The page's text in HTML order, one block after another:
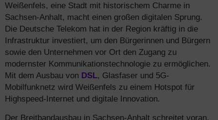
Weißenfels, eine Stadt mit historischem Charme in
Sachsen-Anhalt, macht einen großen digitalen Sprung.
Die Deutsche Telekom hat in der Region kräftig in die
Infrastruktur investiert, um den Bürgerinnen und Bürgern
sowie den Unternehmen vor Ort den Zugang zu
modernster Kommunikationstechnologie zu ermöglichen.
Mit dem Ausbau von DSL, Glasfaser und 5G-
Mobilfunknetz wird Weißenfels zu einem Hotspot für
Highspeed-Internet und digitale Innovation.
Der Breitbandausbau in Sachsen-Anhalt schreitet voran,